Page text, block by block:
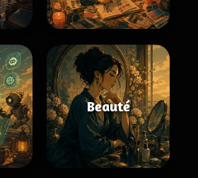
Beauté